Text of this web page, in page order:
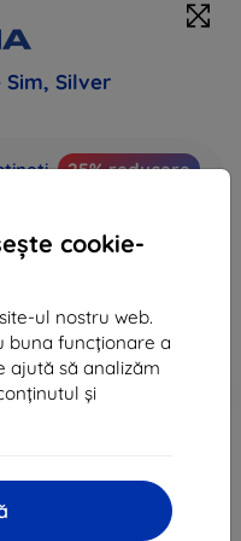
cookie-
ul nostru web.
buna funcționare a
ajută să analizăm
și
Silver
25% reducere
Adaugă în coș